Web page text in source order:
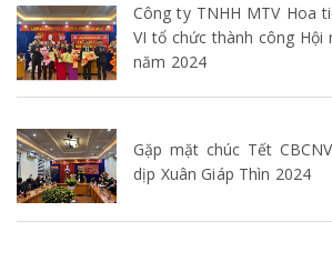
Công ty TNHH MTV Hoa
VI tổ chức thành công
năm 2024
Gặp mặt chúc Tết
dịp Xuân Giáp Thìn 2024